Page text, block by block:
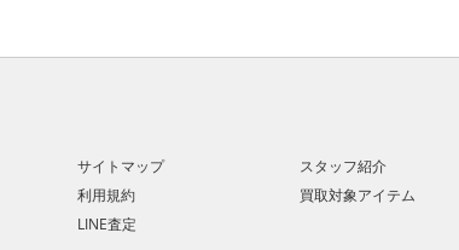
サイトマップ スタッフ紹介
利用規約 買取対象アイテム
LINE査定